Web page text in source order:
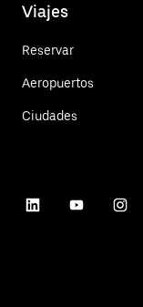
Viajes
Reservar
Aeropuertos
Ciudades